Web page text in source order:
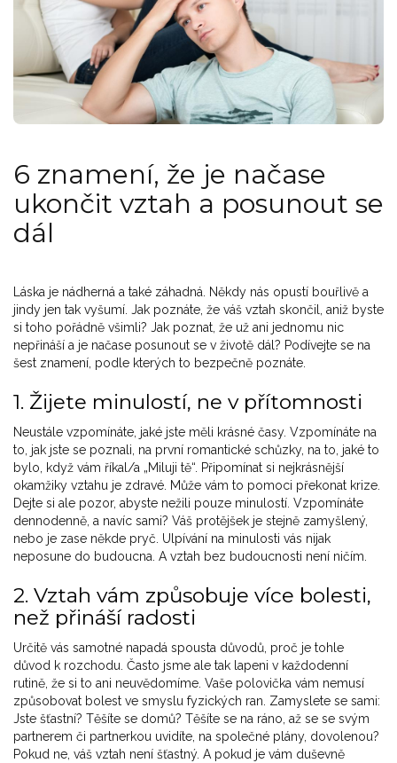
6 znamení, že je načase
ukončit vztah a posunout se
dál
Láska je nádherná a také záhadná. Někdy nás opustí bouřlivě a
jindy jen tak vyšumí. Jak poznáte, že váš vztah skončil, aniž byste
si toho pořádně všimli? Jak poznat, že už ani jednomu nic
nepřináší a je načase posunout se v životě dál? Podívejte se na
šest znamení, podle kterých to bezpečně poznáte.
1. Žijete minulostí, ne v přítomnosti
Neustále vzpomínáte, jaké jste měli krásné časy. Vzpomínáte na
to, jak jste se poznali, na první romantické schůzky, na to, jaké to
bylo, když vám říkal/a „Miluji tě“. Připomínat si nejkrásnější
okamžiky vztahu je zdravé. Může vám to pomoci překonat krize.
Dejte si ale pozor, abyste nežili pouze minulostí. Vzpomínáte
dennodenně, a navíc sami? Váš protějšek je stejně zamyšlený,
nebo je zase někde pryč. Ulpívání na minulosti vás nijak
neposune do budoucna. A vztah bez budoucnosti není ničím.
2. Vztah vám způsobuje více bolesti,
než přináší radosti
Určitě vás samotné napadá spousta důvodů, proč je tohle
důvod k rozchodu. Často jsme ale tak lapeni v každodenní
rutině, že si to ani neuvědomíme. Vaše polovička vám nemusí
způsobovat bolest ve smyslu fyzických ran. Zamyslete se sami:
Jste šťastní? Těšíte se domů? Těšíte se na ráno, až se se svým
partnerem či partnerkou uvidíte, na společné plány, dovolenou?
Pokud ne, váš vztah není šťastný. A pokud je vám duševně